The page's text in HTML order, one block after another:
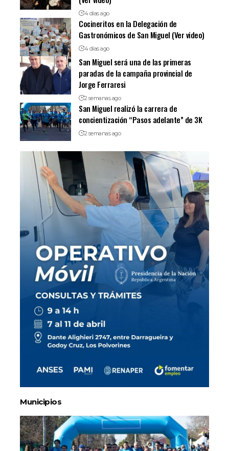
4 días ago
Cocineritos en la Delegación de
Gastronómicos de San Miguel (Ver video)
4 días ago
San Miguel será una de las primeras
paradas de la campaña provincial de
Jorge Ferraresi
2 semanas ago
San Miguel realizó la carrera de
concientización “Pasos adelante” de 3K
2 semanas ago
Municipios